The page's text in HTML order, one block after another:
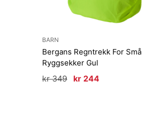
BARN
Bergans Regntrekk For Små
Ryggsekker Gul
kr349
Opprinnelig
kr 244Nåværende